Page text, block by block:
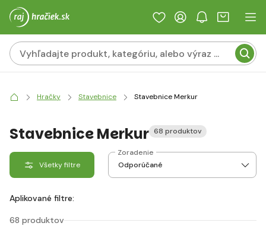
Hračky Stavebnice Stavebnice Merkur
Stavebnice Merkur 68 produktov
Všetky filtre
Zoradenie
Aplikované filtre:
68 produktov